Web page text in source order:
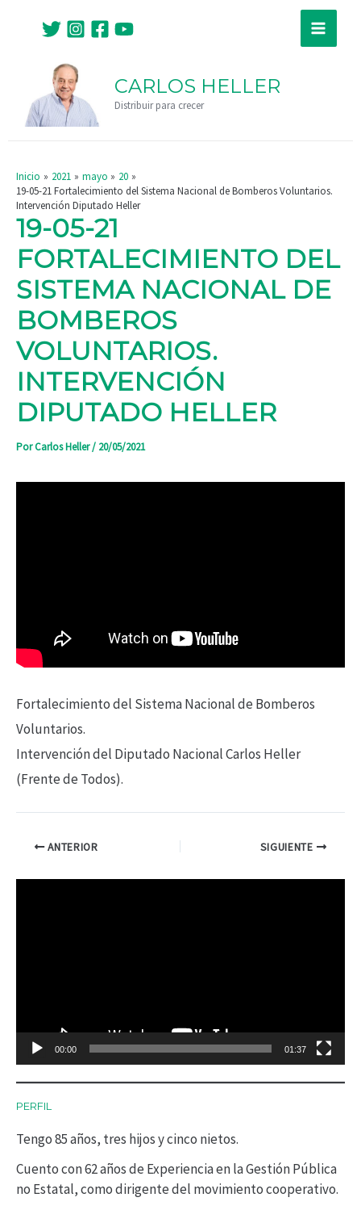
contenido
Main
CARLOS HELLER
Distribuir para crecer
Inicio 2021 mayo
20
19-05-21 Fortalecimiento del Sistema Nacional de Bomberos Voluntarios.
Intervención Diputado Heller
19-05-21
FORTALECIMIENTO DEL
SISTEMA NACIONAL DE
BOMBEROS
VOLUNTARIOS.
INTERVENCIÓN
DIPUTADO HELLER
PorCarlos Heller/ 20/05/2021
Fortalecimiento del Sistema Nacional de Bomberos
Voluntarios.
Intervención del Diputado Nacional Carlos Heller
(Frente de Todos).
entradas
ANTERIOR SIGUIENTE
d
c
t
o
r
d
00:00 01:37
PERFIL
Tengo 85 años, tres hijos y cinco nietos.
Cuento con 62 años de Experiencia en la Gestión Pública
no Estatal, como dirigente del movimiento cooperativo.